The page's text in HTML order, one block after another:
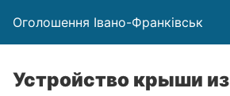
Оголошення Івано-Франківськ
Устройство крыши из